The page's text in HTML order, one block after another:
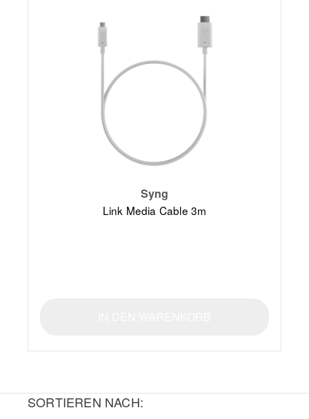
Syng
Link Media Cable 3m
SORTIEREN NACH: